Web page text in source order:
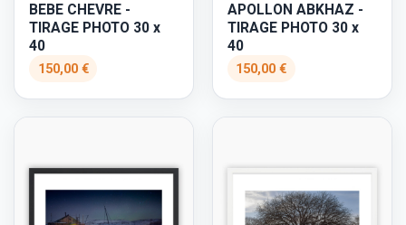
BEBE CHEVRE -
TIRAGE PHOTO 30 x
40
150,00 €
APOLLON ABKHAZ -
TIRAGE PHOTO 30 x
40
150,00 €